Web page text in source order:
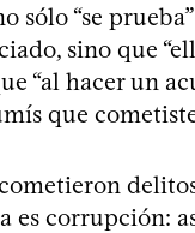
sólo “se
sino que
“al hacer un
que
es corrupción: